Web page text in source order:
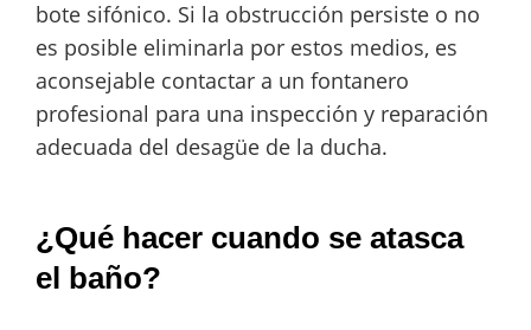
bote sifónico. Si la obstrucción persiste o no
es posible eliminarla por estos medios, es
aconsejable contactar a un fontanero
profesional para una inspección y reparación
adecuada del desagüe de la ducha.
¿Qué hacer cuando se atasca
el baño?